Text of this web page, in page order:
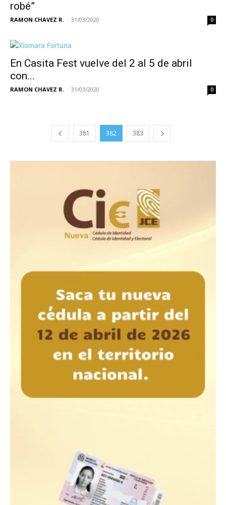
robé”
RAMON CHAVEZ R. - 31/03/2020 0
En Casita Fest vuelve del 2 al 5 de abril
con...
RAMON CHAVEZ R. - 31/03/2020 0
381 382 383